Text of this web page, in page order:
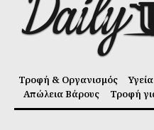
Τροφή & Οργανισμός Υγεία
Απώλεια Βάρους
Τροφή